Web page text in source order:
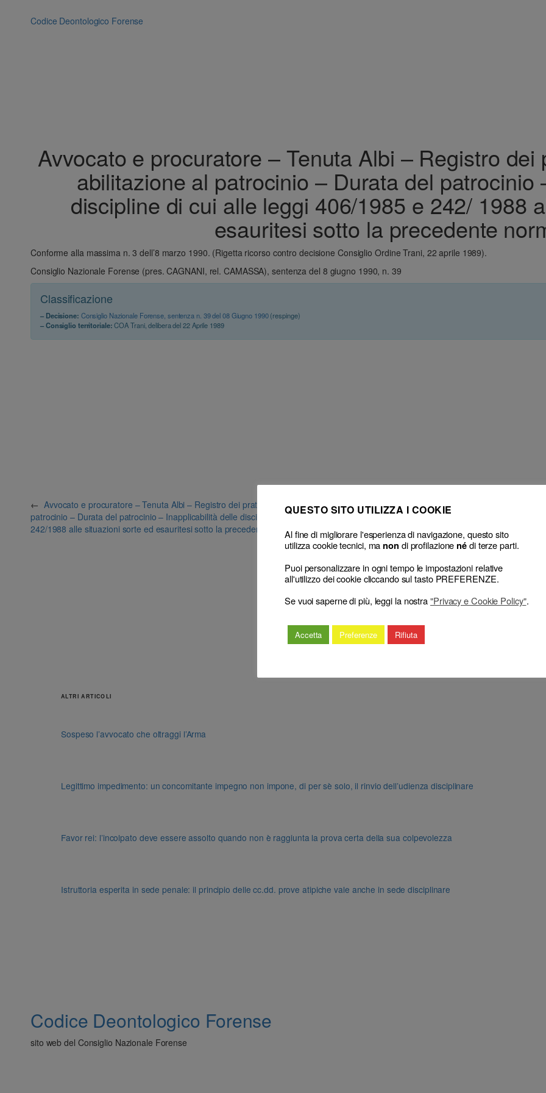
Codice Deontologico Forense
Avvocato e procuratore – Tenuta Albi – Registro
abilitazione al patrocinio – Durata del patrocinio
discipline di cui alle leggi 406/1985 e 242/ 1988
esauritesi sotto la precedente
Conforme alla massima n. 3 dell’8 marzo 1990. (Rigetta ricorso contro decisione Consiglio Ordine Trani, 22 aprile 1989).
Consiglio Nazionale Forense (pres. CAGNANI, rel. CAMASSA), sentenza del 8 giugno 1990, n. 39
Classificazione
– Decisione: Consiglio Nazionale Forense, sentenza n. 39 del 08 Giugno 1990(respinge)
– Consiglio territoriale:COA Trani, delibera del 22 Aprile 1989
← Avvocato e procuratore – Tenuta Albi – Registro dei praticanti procuratori con abilitazione al
patrocinio – Durata del patrocinio – Inapplicabilità delle discipline di cui alle leggi 406/1985 e
242/1988 alle situazioni sorte ed esauritesi sotto la precedente normativa.
Avvocato e procuratore – Tenuta Albi
avanti il Consiglio dell’Ordine –
annuale senza preventiva notifica di
ALTRI ARTICOLI
Sospeso l’avvocato che oltraggi l’Arma
Legittimo impedimento: un concomitante impegno non impone, di per sè solo, il rinvio dell’udienza disciplinare
Favor rei: l’incolpato deve essere assolto quando non è raggiunta la prova certa della sua colpevolezza
Istruttoria esperita in sede penale: il principio delle cc.dd. prove atipiche vale anche in sede disciplinare
Codice Deontologico Forense
sito web del Consiglio Nazionale Forense
QUESTO SITO UTILIZZA I COOKIE
Al fine di migliorare l'esperienza di navigazione, questo sito
utilizza cookie tecnici, ma non di profilazione nédi terze parti.
Puoi personalizzare in ogni tempo le impostazioni relative
all'utilizzo dei cookie cliccando sul tasto PREFERENZE.
Se vuoi saperne di più, leggi la nostra"Privacy e Cookie Policy".
Accetta Preferenze Rifiuta